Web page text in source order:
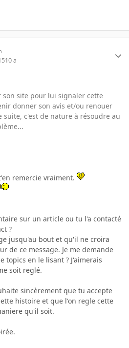
10 a
son site pour lui signaler cette
donner son avis et/ou renouer
suite, c'est de nature à résoudre au
remercie vraiment.
sur un article ou tu l'a contacté
?
jusqu'au bout et qu'il ne croira
de ce message. Je me demande
topics en le lisant ? J'aimerais
soit reglé.
sincèrement que tu accepte
histoire et que l'on regle cette
qu'il soit.